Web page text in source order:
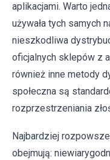
aplikacjami. Warto
używała tych samych
nieszkodliwa
oficjalnych sklepów z
również inne metody
społeczna są
rozprzestrzeniania
Najbardziej
obejmują: